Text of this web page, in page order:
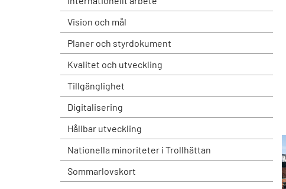
Vision och mål
Planer och styrdokument
Kvalitet och utveckling
Tillgänglighet
Digitalisering
Hållbar utveckling
Nationella minoriteter i Trollhättan
Sommarlovskort